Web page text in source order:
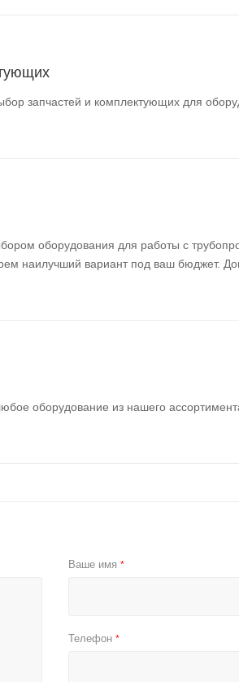
запчастей и комплектующих для
оборудования для работы с
наилучший вариант под ваш бюджет.
оборудование из нашего
Ваше имя*
Телефон*